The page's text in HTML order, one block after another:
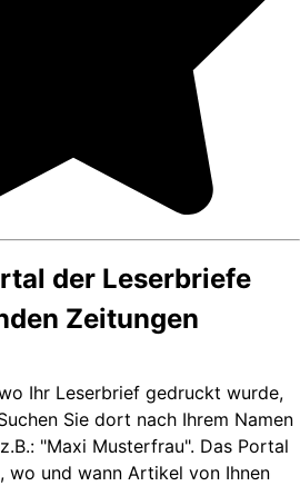
der Leserbriefe
Zeitungen
Ihr Leserbrief gedruckt wurde,
Sie dort nach Ihrem Namen
"Maxi Musterfrau". Das Portal
wo und wann Artikel von Ihnen